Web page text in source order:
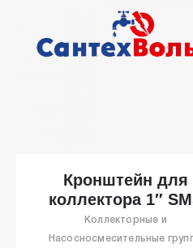
Кронштейн для
коллектора 1″
Коллекторные и
Насосносмесительные